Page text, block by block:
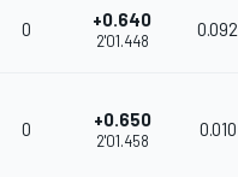
0 +0.640
2'01.448
0.092
0 +0.650
2'01.458
0.010